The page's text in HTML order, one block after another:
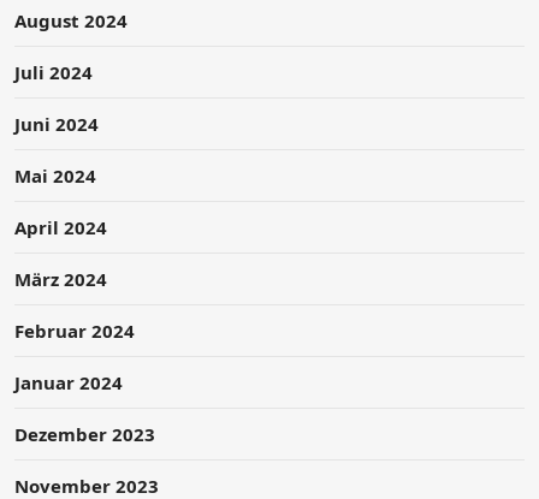
August 2024
Juli 2024
Juni 2024
Mai 2024
April 2024
März 2024
Februar 2024
Januar 2024
Dezember 2023
November 2023